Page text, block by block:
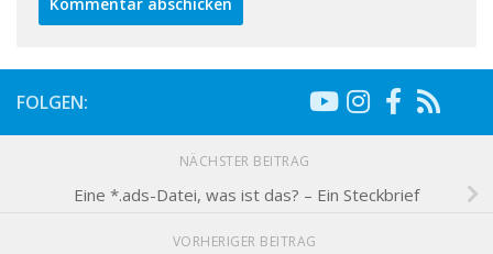
FOLGEN:
NÄCHSTER BEITRAG
Eine *.ads-Datei, was ist das? – Ein Steckbrief
VORHERIGER BEITRAG